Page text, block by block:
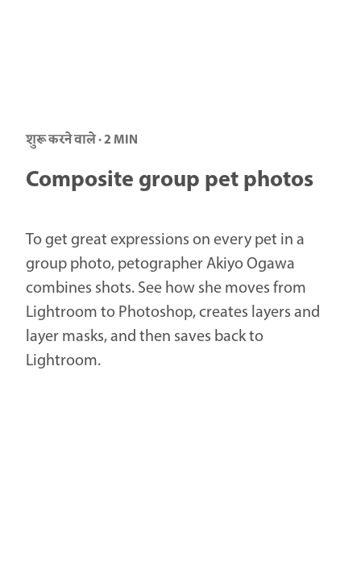
शुरू करने वाले · 2 MIN
Composite group pet photos
To get great expressions on every pet in a
group photo, petographer Akiyo Ogawa
combines shots. See how she moves from
Lightroom to Photoshop, creates layers and
layer masks, and then saves back to
Lightroom.